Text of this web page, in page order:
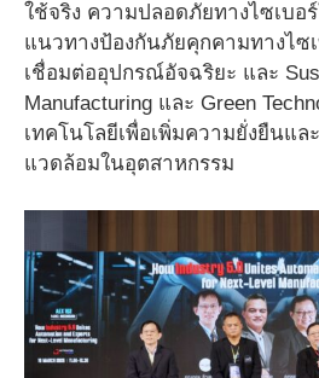
ใช้จริง ความปลอดภัยทางไซเบอ
แนวทางป้องกันภัยคุกคามทางไซ
เชื่อมต่ออุปกรณ์อัจฉริยะ และ
Manufacturing และ Green
เทคโนโลยีเพื่อเพิ่มความยั่งยืนแล
แวดล้อมในอุตสาหกรรม